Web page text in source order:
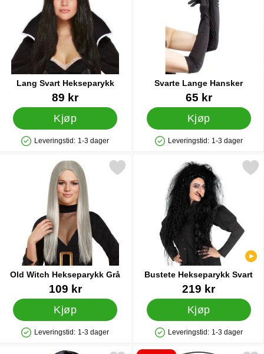
Med vår fullendte samling av heksemaskerade blir du til en
virkelighetstro Halloween-heks på nulltid!
Lang Svart Hekseparykk
Varenummer 38658
89 kr
Kjøp
Produkttilgjengelighet: På lager
Leveringstid: 1-3 dager
Svarte Lange Hansker
Varenummer 6989
65 kr
Kjøp
Produkttilgjengelighet: På lager
Leveringstid: 1-3 dager
Old Witch Hekseparykk Grå
Varenummer 38677
109 kr
Kjøp
Produkttilgjengelighet: På lager
Leveringstid: 1-3 dager
Merk old Witch Hekseparykk Grå som favoritt
Bustete Hekseparykk Svart
Varenummer 39188
219 kr
Kjøp
Produkttilgjengelighet: På lager
Leveringstid: 1-3 dager
Merk bustete